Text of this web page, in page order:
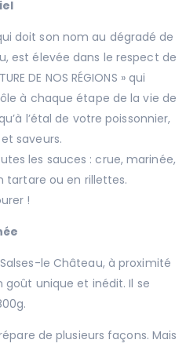
doit son nom au dégradé de
est élevée dans le respect de
DE NOS RÉGIONS » qui
à chaque étape de la vie de
l’étal de votre poissonnier,
saveurs.
les sauces : crue, marinée,
tartare ou en rillettes.
!
le Château, à proximité
goût unique et inédit. Il se
de plusieurs façons. Mais